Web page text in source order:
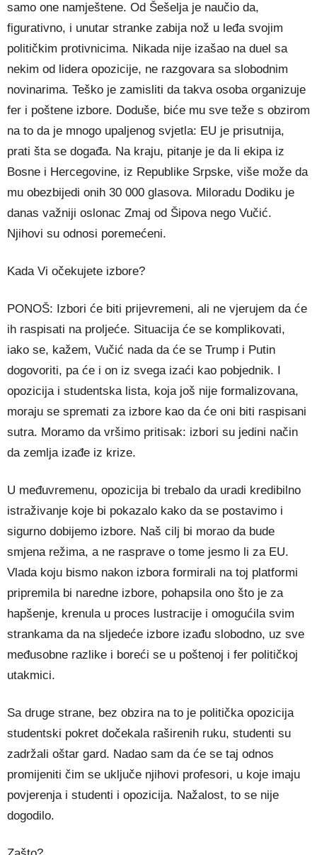
samo one namještene. Od Šešelja je naučio da,
figurativno, i unutar stranke zabija nož u leđa svojim
političkim protivnicima. Nikada nije izašao na duel sa
nekim od lidera opozicije, ne razgovara sa slobodnim
novinarima. Teško je zamisliti da takva osoba organizuje
fer i poštene izbore. Doduše, biće mu sve teže s obzirom
na to da je mnogo upaljenog svjetla: EU je prisutnija,
prati šta se događa. Na kraju, pitanje je da li ekipa iz
Bosne i Hercegovine, iz Republike Srpske, više može da
mu obezbijedi onih 30 000 glasova. Miloradu Dodiku je
danas važniji oslonac Zmaj od Šipova nego Vučić.
Njihovi su odnosi poremećeni.
Kada Vi očekujete izbore?
PONOŠ: Izbori će biti prijevremeni, ali ne vjerujem da će
ih raspisati na proljeće. Situacija će se komplikovati,
iako se, kažem, Vučić nada da će se Trump i Putin
dogovoriti, pa će i on iz svega izaći kao pobjednik. I
opozicija i studentska lista, koja još nije formalizovana,
moraju se spremati za izbore kao da će oni biti raspisani
sutra. Moramo da vršimo pritisak: izbori su jedini način
da zemlja izađe iz krize.
U međuvremenu, opozicija bi trebalo da uradi kredibilno
istraživanje koje bi pokazalo kako da se postavimo i
sigurno dobijemo izbore. Naš cilj bi morao da bude
smjena režima, a ne rasprave o tome jesmo li za EU.
Vlada koju bismo nakon izbora formirali na toj platformi
pripremila bi naredne izbore, pohapsila ono što je za
hapšenje, krenula u proces lustracije i omogućila svim
strankama da na sljedeće izbore izađu slobodno, uz sve
međusobne razlike i boreći se u poštenoj i fer političkoj
utakmici.
Sa druge strane, bez obzira na to je politička opozicija
studentski pokret dočekala raširenih ruku, studenti su
zadržali oštar gard. Nadao sam da će se taj odnos
promijeniti čim se uključe njihovi profesori, u koje imaju
povjerenja i studenti i opozicija. Nažalost, to se nije
dogodilo.